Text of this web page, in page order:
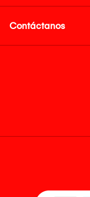
Contáctanos